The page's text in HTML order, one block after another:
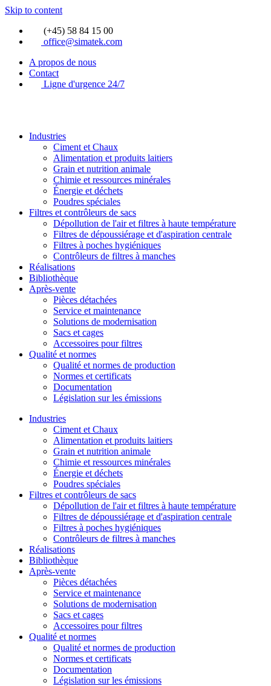
Skip to content
(+45) 58 84 15 00
office@simatek.com
A propos de nous
Contact
Ligne d'urgence 24/7
Industries
Ciment et Chaux
Alimentation et produits laitiers
Grain et nutrition animale
Chimie et ressources minérales
Énergie et déchets
Poudres spéciales
Filtres et contrôleurs de sacs
Dépollution de l'air et filtres à haute température
Filtres de dépoussiérage et d'aspiration centrale
Filtres à poches hygiéniques
Contrôleurs de filtres à manches
Réalisations
Bibliothèque
Après-vente
Pièces détachées
Service et maintenance
Solutions de modernisation
Sacs et cages
Accessoires pour filtres
Qualité et normes
Qualité et normes de production
Normes et certificats
Documentation
Législation sur les émissions
Industries
Ciment et Chaux
Alimentation et produits laitiers
Grain et nutrition animale
Chimie et ressources minérales
Énergie et déchets
Poudres spéciales
Filtres et contrôleurs de sacs
Dépollution de l'air et filtres à haute température
Filtres de dépoussiérage et d'aspiration centrale
Filtres à poches hygiéniques
Contrôleurs de filtres à manches
Réalisations
Bibliothèque
Après-vente
Pièces détachées
Service et maintenance
Solutions de modernisation
Sacs et cages
Accessoires pour filtres
Qualité et normes
Qualité et normes de production
Normes et certificats
Documentation
Législation sur les émissions